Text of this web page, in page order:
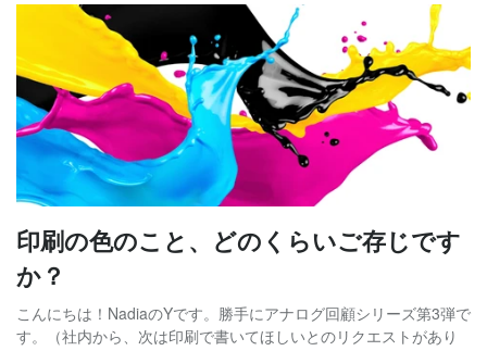
印刷の色のこと、どのくらいご存じです
か？
こんにちは！NadiaのYです。勝手にアナログ回顧シリーズ第3弾で
す。（社内から、次は印刷で書いてほしいとのリクエストがあり